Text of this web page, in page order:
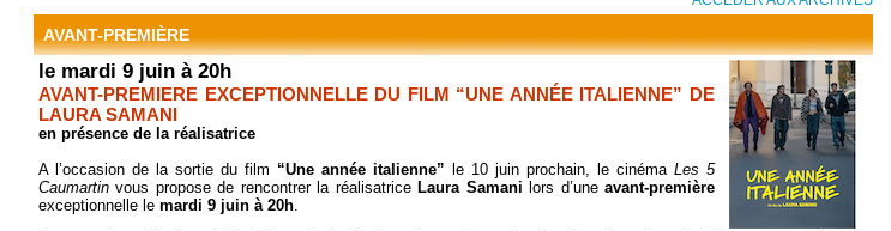
AVANT-PREMIÈRE
le mardi 9 juin à 20h
AVANT-PREMIERE EXCEPTIONNELLE DU FILM “UNE ANNÉE ITALIENNE” DE
LAURA SAMANI
en présence de la réalisatrice
A l’occasion de la sortie du film “Une année italienne” le 10 juin prochain, le cinéma Les 5
Caumartin vous propose de rencontrer la réalisatrice Laura Samani lors d’uneavant-première
exceptionnelle le mardi 9 juin à 20h.